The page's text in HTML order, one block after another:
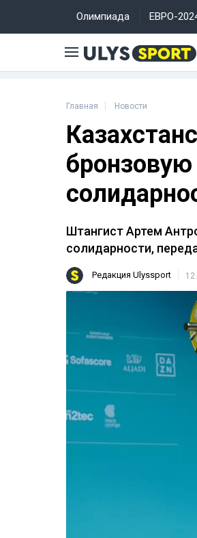
Олимпиада ЕВРО-
Главная Новости
Штангист Артем
солидарности,
Редакция Ulyssport